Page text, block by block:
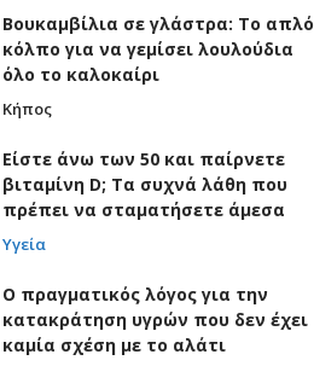
Βουκαμβίλια σε γλάστρα: Το απλό
κόλπο για να γεμίσει λουλούδια
όλο το καλοκαίρι
Κήπος
Είστε άνω των 50 και παίρνετε
βιταμίνη D; Τα συχνά λάθη που
πρέπει να σταματήσετε άμεσα
Υγεία
Ο πραγματικός λόγος για την
κατακράτηση υγρών που δεν έχει
καμία σχέση με το αλάτι